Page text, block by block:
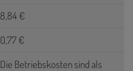
8,84 €
0,77 €
Die Betriebskosten sind als